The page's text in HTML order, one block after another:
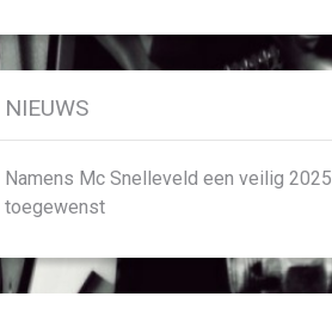
NIEUWS
Namens Mc Snelleveld een veilig 2025
toegewenst